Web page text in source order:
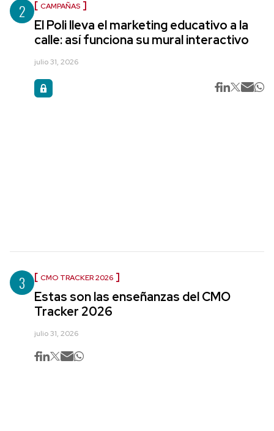
2 CAMPAÑAS
El Poli lleva el marketing educativo a la
calle: así funciona su mural interactivo
julio 31, 2026
3 CMO TRACKER 2026
Estas son las enseñanzas del CMO
Tracker 2026
julio 31, 2026